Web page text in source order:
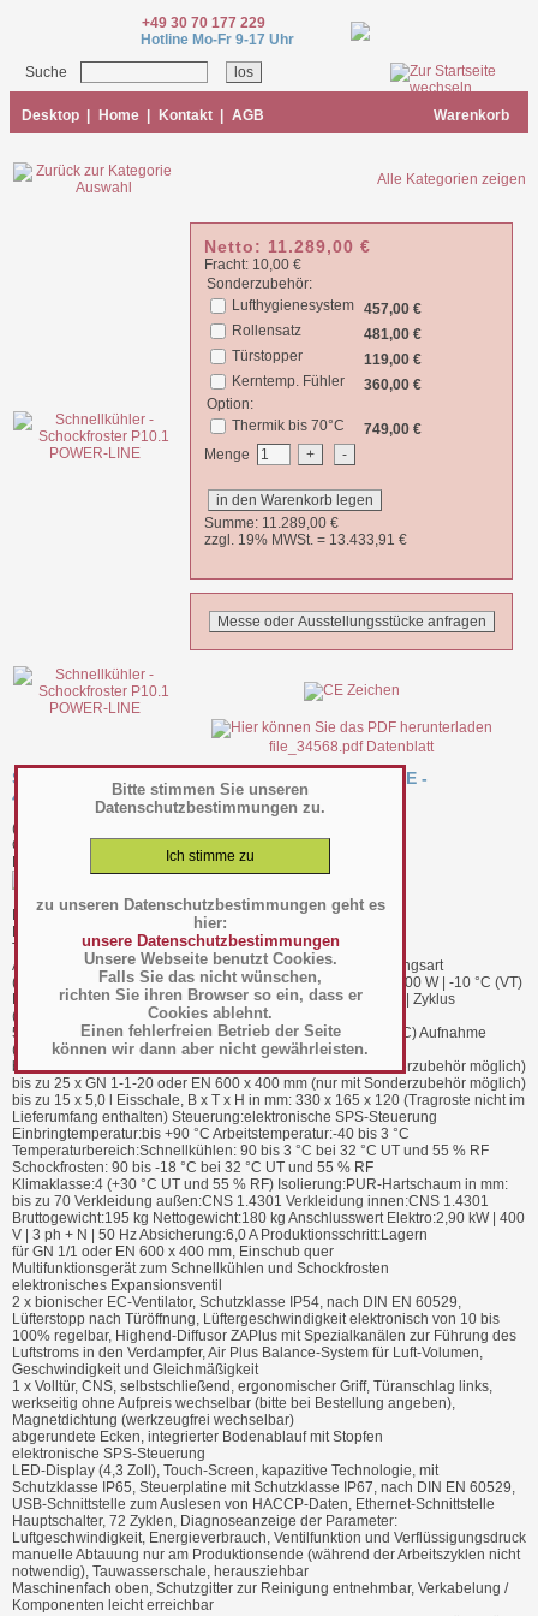
Bitte stimmen Sie unseren
Datenschutzbestimmungen zu.
zu unseren Datenschutzbestimmungen geht es
hier:
unsere Datenschutzbestimmungen
Unsere Webseite benutzt Cookies.
Falls Sie das nicht wünschen,
richten Sie ihren Browser so ein, dass er
Cookies ablehnt.
Einen fehlerfreien Betrieb der Seite
können wir dann aber nicht gewährleisten.
+49 30 70 177 229
Hotline Mo-Fr 9-17 Uhr
Suche
Desktop Home Kontakt AGB Warenkorb
Alle Kategorien zeigen
Netto: 11.289,00 €
Fracht: 10,00 €
Sonderzubehör:
Lufthygienesystem 457,00 €
Rollensatz
481,00 €
Türstopper
119,00 €
Kerntemp. Fühler
360,00 €
Option:
Thermik bis 70°C
749,00 €
Menge
Summe: 11.289,00 €
zzgl. 19% MWSt. = 13.433,91 €
file_34568.pdf Datenblatt
Schnellkühler - Schockfroster P10.1 POWER-LINE -
4492001010
(Art.-Nr.:
GTIN: 4063377157117
Hersteller/Großhändler Nuovair
BTH 820 x 887 x 1690 mm außen
BTH 675 x 660 x 800 mm innen
Tiefe bei geöffn. Tür 1630 mm
Aufstellungsart:Standgerät Anschlussart:eigengekühlt Kühlungsart
(Produkt):Umluftkühlung Kältemittel:R-452A Kälteleistung:4900 W | -10 °C (VT)
Kältemittel Füllmenge:1900 g Leistung:55 kg Produktmenge | Zyklus
(Schnellkühlen +90°C bis 3°C)
55 kg Produktmenge | Zyklus (Schockfrosten +90°C bis -18°C) Aufnahme
(wahlweise):8 x GN 1-1-65 oder EN 600 x 400 mm
bis zu 12 x GN 1-1-40 oder EN 600 x 400 mm (nur mit Sonderzubehör möglich)
bis zu 25 x GN 1-1-20 oder EN 600 x 400 mm (nur mit Sonderzubehör möglich)
bis zu 15 x 5,0 l Eisschale, B x T x H in mm: 330 x 165 x 120 (Tragroste nicht im
Lieferumfang enthalten) Steuerung:elektronische SPS-Steuerung
Einbringtemperatur:bis +90 °C Arbeitstemperatur:-40 bis 3 °C
Temperaturbereich:Schnellkühlen: 90 bis 3 °C bei 32 °C UT und 55 % RF
Schockfrosten: 90 bis -18 °C bei 32 °C UT und 55 % RF
Klimaklasse:4 (+30 °C UT und 55 % RF) Isolierung:PUR-Hartschaum in mm:
bis zu 70 Verkleidung außen:CNS 1.4301 Verkleidung innen:CNS 1.4301
Bruttogewicht:195 kg Nettogewicht:180 kg Anschlusswert Elektro:2,90 kW | 400
V | 3 ph + N | 50 Hz Absicherung:6,0 A Produktionsschritt:Lagern
für GN 1/1 oder EN 600 x 400 mm, Einschub quer
Multifunktionsgerät zum Schnellkühlen und Schockfrosten
elektronisches Expansionsventil
2 x bionischer EC-Ventilator, Schutzklasse IP54, nach DIN EN 60529,
Lüfterstopp nach Türöffnung, Lüftergeschwindigkeit elektronisch von 10 bis
100% regelbar, Highend-Diffusor ZAPlus mit Spezialkanälen zur Führung des
Luftstroms in den Verdampfer, Air Plus Balance-System für Luft-Volumen,
Geschwindigkeit und Gleichmäßigkeit
1 x Volltür, CNS, selbstschließend, ergonomischer Griff, Türanschlag links,
werkseitig ohne Aufpreis wechselbar (bitte bei Bestellung angeben),
Magnetdichtung (werkzeugfrei wechselbar)
abgerundete Ecken, integrierter Bodenablauf mit Stopfen
elektronische SPS-Steuerung
LED-Display (4,3 Zoll), Touch-Screen, kapazitive Technologie, mit
Schutzklasse IP65, Steuerplatine mit Schutzklasse IP67, nach DIN EN 60529,
USB-Schnittstelle zum Auslesen von HACCP-Daten, Ethernet-Schnittstelle
Hauptschalter, 72 Zyklen, Diagnoseanzeige der Parameter:
Luftgeschwindigkeit, Energieverbrauch, Ventilfunktion und Verflüssigungsdruck
manuelle Abtauung nur am Produktionsende (während der Arbeitszyklen nicht
notwendig), Tauwasserschale, herausziehbar
Maschinenfach oben, Schutzgitter zur Reinigung entnehmbar, Verkabelung /
Komponenten leicht erreichbar